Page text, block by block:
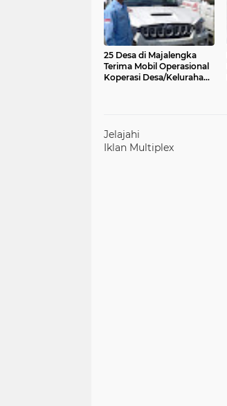
25 Desa di Majalengka
Terima Mobil Operasional
Koperasi Desa/Kelurahan
Jelajahi
Iklan Multiplex